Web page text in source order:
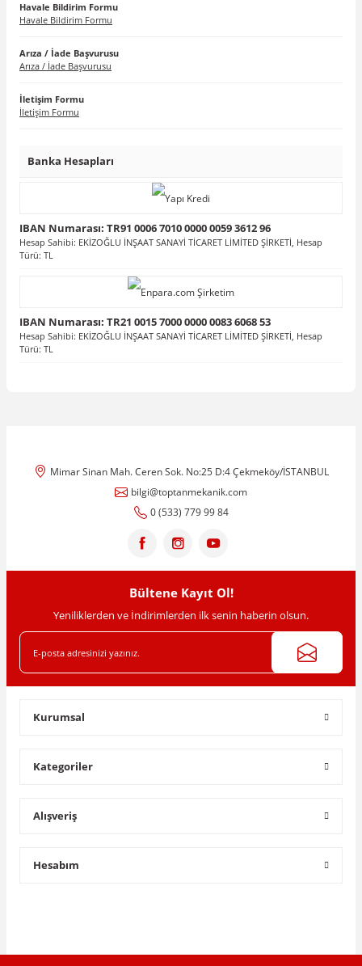
Havale Bildirim Formu
Havale Bildirim Formu
Arıza / İade Başvurusu
Arıza / İade Başvurusu
İletişim Formu
İletişim Formu
Banka Hesapları
IBAN Numarası: TR91 0006 7010 0000 0059 3612 96
Hesap Sahibi: EKİZOĞLU İNŞAAT SANAYİ TİCARET LİMİTED ŞİRKETİ, Hesap
Türü: TL
IBAN Numarası: TR21 0015 7000 0000 0083 6068 53
Hesap Sahibi: EKİZOĞLU İNŞAAT SANAYİ TİCARET LİMİTED ŞİRKETİ, Hesap
Türü: TL
Mimar Sinan Mah. Ceren Sok. No:25 D:4 Çekmeköy/İSTANBUL
bilgi@toptanmekanik.com
0 (533) 779 99 84
Bültene Kayıt Ol!
Yeniliklerden ve İndirimlerden ilk senin haberin olsun.
Kurumsal
Kategoriler
Alışveriş
Hesabım